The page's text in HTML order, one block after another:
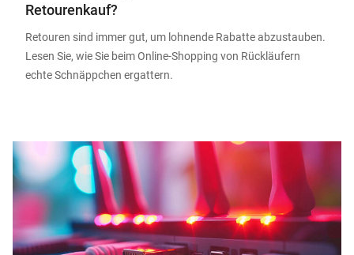
Retourenkauf?
Retouren sind immer gut, um lohnende Rabatte abzustauben.
Lesen Sie, wie Sie beim Online-Shopping von Rückläufern
echte Schnäppchen ergattern.